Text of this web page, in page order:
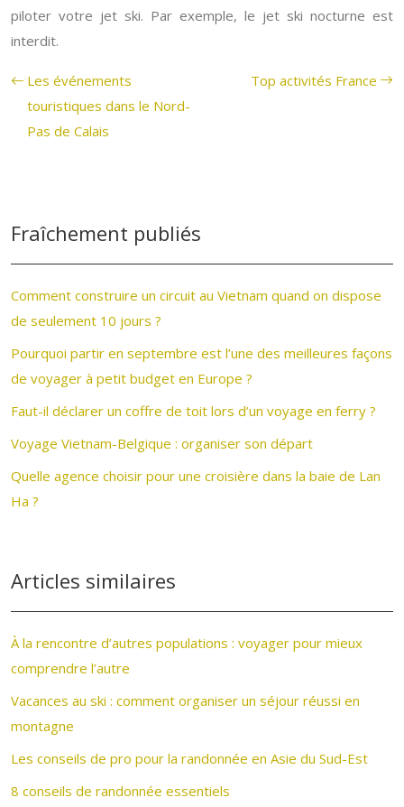
piloter votre jet ski. Par exemple, le jet ski nocturne est
interdit.
Les événements
touristiques dans le Nord-
Pas de Calais
Top activités France
Fraîchement publiés
Comment construire un circuit au Vietnam quand on dispose
de seulement 10 jours ?
Pourquoi partir en septembre est l’une des meilleures façons
de voyager à petit budget en Europe ?
Faut-il déclarer un coffre de toit lors d’un voyage en ferry ?
Voyage Vietnam-Belgique : organiser son départ
Quelle agence choisir pour une croisière dans la baie de Lan
Ha ?
Articles similaires
À la rencontre d’autres populations : voyager pour mieux
comprendre l’autre
Vacances au ski : comment organiser un séjour réussi en
montagne
Les conseils de pro pour la randonnée en Asie du Sud-Est
8 conseils de randonnée essentiels